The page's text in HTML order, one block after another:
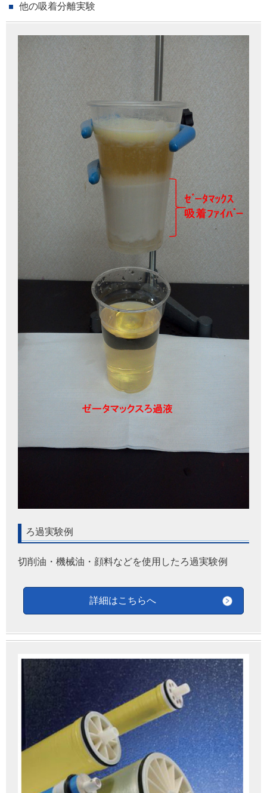
他の吸着分離実験
ろ過実験例
切削油・機械油・顔料などを使用したろ過実験例
詳細はこちらへ